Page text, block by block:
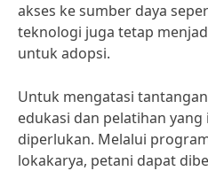
akses ke sumber daya
teknologi juga tetap
untuk adopsi.
Untuk mengatasi
edukasi dan pelatihan
diperlukan. Melalui
lokakarya, petani dapat